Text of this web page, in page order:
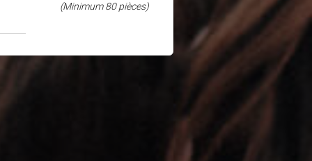
(Minimum 80 pièces)